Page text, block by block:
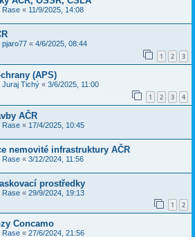
Rase « 11/9/2025, 14:08
pjaro77 « 4/6/2025, 08:44
1 2 3
(APS)
Juraj Tichý « 3/6/2025, 11:00
1 2 3 4
AČR
Rase « 17/4/2025, 10:45
nemovité infrastruktury AČR
Rase « 3/12/2024, 11:56
prostředky
Rase « 29/9/2024, 19:13
1 2
Concamo
Rase « 27/6/2024, 21:56